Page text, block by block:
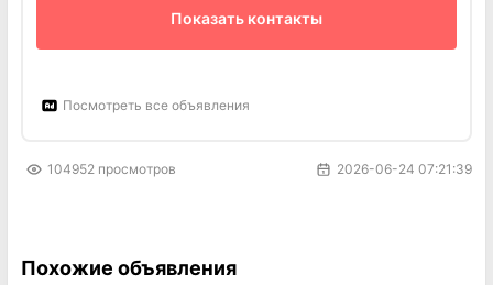
Показать контакты
Посмотреть все объявления
104952 просмотров 2026-06-24 07:21:39
Похожие объявления